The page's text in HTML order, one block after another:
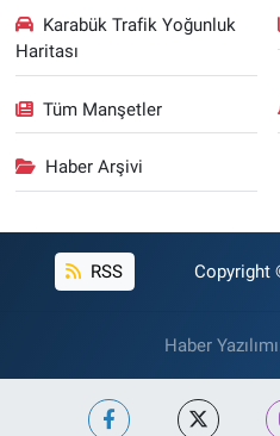
Karabük Trafik Yoğunluk
Haritası
Tüm Manşetler
Haber Arşivi
RSS Copyright
Haber